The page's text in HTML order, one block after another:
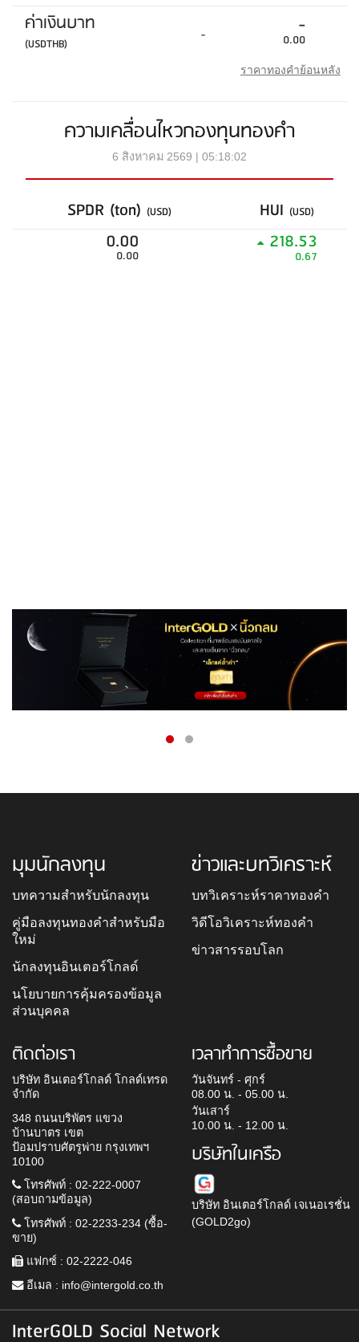
ค่าเงินบาท
(USDTHB) - -
0.00
ราคาทองคำย้อนหลัง
ความเคลื่อนไหวกองทุนทองคำ
6 สิงหาคม 2569 | 05:18:02
SPDR (ton) (USD) HUI (USD)
0.00
0.00
218.53
0.67
มุมนักลงทุน
บทความสำหรับนักลงทุน
คู่มือลงทุนทองคำสำหรับมือ
ใหม่
นักลงทุนอินเตอร์โกลด์
นโยบายการคุ้มครองข้อมูล
ส่วนบุคคล
ข่าวและบทวิเคราะห์
บทวิเคราะห์ราคาทองคำ
วิดีโอวิเคราะห์ทองคำ
ข่าวสารรอบโลก
ติดต่อเรา
บริษัท อินเตอร์โกลด์ โกลด์เทรด
จำกัด
348 ถนนบริพัตร แขวง
บ้านบาตร เขต
ป้อมปราบศัตรูพ่าย กรุงเทพฯ
10100
โทรศัพท์ : 02-222-0007
(สอบถามข้อมูล)
โทรศัพท์ : 02-2233-234 (ซื้อ-
ขาย)
แฟกซ์ : 02-2222-046
อีเมล : info@intergold.co.th
เวลาทำการซื้อขาย
วันจันทร์ - ศุกร์
08.00 น. - 05.00 น.
วันเสาร์
10.00 น. - 12.00 น.
บริษัทในเครือ
บริษัท อินเตอร์โกลด์ เจเนอเรชั่น
(GOLD2go)
InterGOLD Social Network